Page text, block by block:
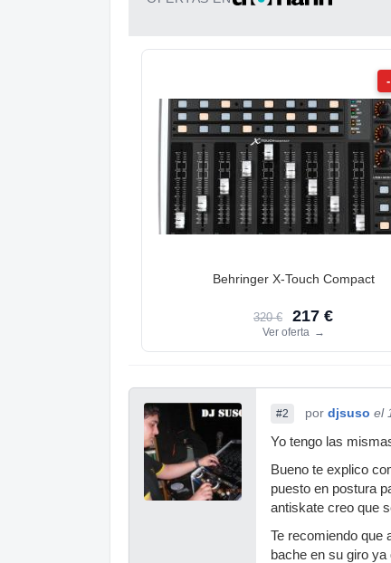
Behringer X-Touch Compact
320 € 217 €
Ver oferta →
#2 por djsuso el
Yo tengo las
Bueno te explico
puesto en postura
antiskate creo que
Te recomiendo que
bache en su giro